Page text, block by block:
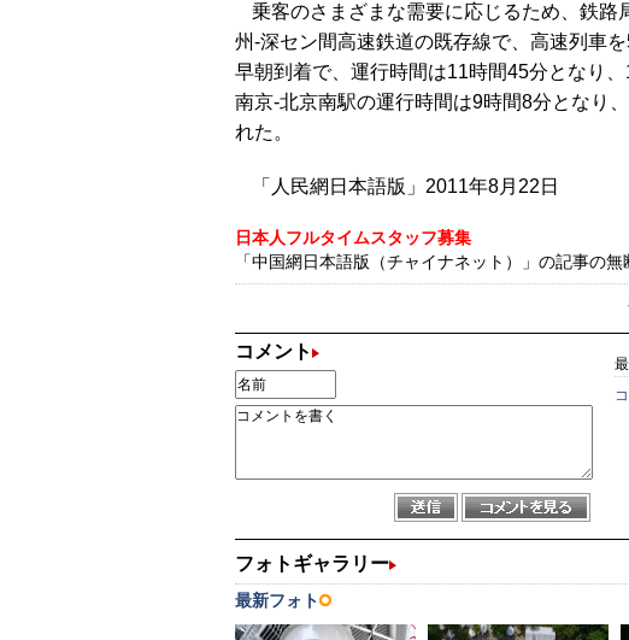
乗客のさまざまな需要に応じるため、鉄
州-深セン間高速鉄道の既存線で、高速列車
早朝到着で、運行時間は11時間45分となり
南京-北京南駅の運行時間は9時間8分となり
れた。
「人民網日本語版」2011年8月22日
日本人フルタイムスタッフ募集
「中国網日本語版（チャイナネット）」の記事の
コメント